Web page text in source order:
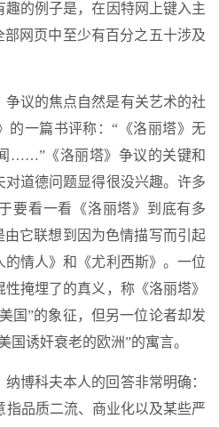
的例子是，在因特网上键入主
部网页中至少有百分之五十涉及
争议的焦点自然是有关艺术的社
的一篇书评称：“《洛丽塔》无
……”《洛丽塔》争议的关键和
道德问题显得很没兴趣。许多
要看一看《洛丽塔》到底有多
由它联想到因为色情描写而引起
情人》和《尤利西斯》。一位
掩埋了的真义，称《洛丽塔》
国”的象征，但另一位论者却发
国诱奸衰老的欧洲”的寓言。
博科夫本人的回答非常明确：
指品质二流、商业化以及某些严